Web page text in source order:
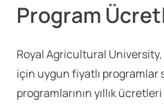
Program
Royal Agricultural
için uygun fiyatlı programlar
programlarının yıllık ücretleri